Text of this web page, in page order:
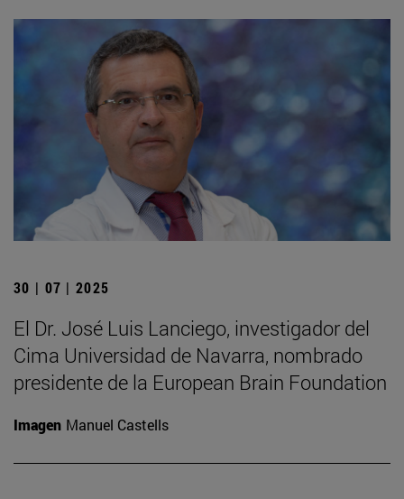
30 | 07 | 2025
El Dr. José Luis Lanciego, investigador del
Cima Universidad de Navarra, nombrado
presidente de la European Brain Foundation
Imagen Manuel Castells